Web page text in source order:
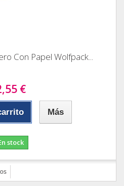
Con Papel Wolfpack...
€
Más
stock